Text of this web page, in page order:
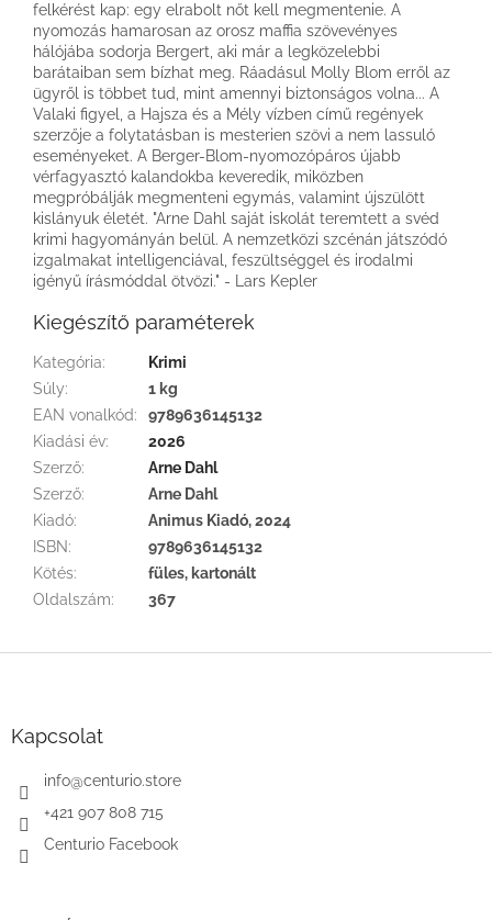
felkérést kap: egy elrabolt nőt kell megmentenie. A
nyomozás hamarosan az orosz maffia szövevényes
hálójába sodorja Bergert, aki már a legközelebbi
barátaiban sem bízhat meg. Ráadásul Molly Blom erről az
ügyről is többet tud, mint amennyi biztonságos volna... A
Valaki figyel, a Hajsza és a Mély vízben című regények
szerzője a folytatásban is mesterien szövi a nem lassuló
eseményeket. A Berger-Blom-nyomozópáros újabb
vérfagyasztó kalandokba keveredik, miközben
megpróbálják megmenteni egymás, valamint újszülött
kislányuk életét. "Arne Dahl saját iskolát teremtett a svéd
krimi hagyományán belül. A nemzetközi szcénán játszódó
izgalmakat intelligenciával, feszültséggel és irodalmi
igényű írásmóddal ötvözi." - Lars Kepler
Kiegészítő paraméterek
Kategória:
Krimi
Súly:
1 kg
EAN vonalkód:
9789636145132
Kiadási év:
2026
Szerző:
Arne Dahl
Szerző:
Arne Dahl
Kiadó:
Animus Kiadó, 2024
ISBN:
9789636145132
Kötés:
füles, kartonált
Oldalszám: 367
Kapcsolat
info@centurio.store
+421 907 808 715
Centurio Facebook